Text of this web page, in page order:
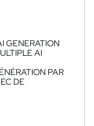
GENERATION
AI
PAR
DE